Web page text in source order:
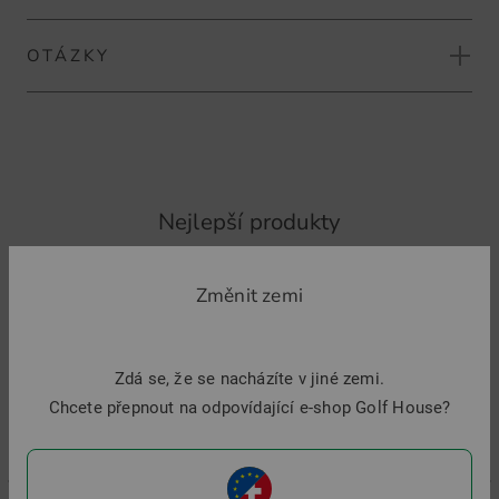
NA STRÁNKU ZNAČKY GOLF HOUSE
OTÁZKY
odpověď
Golf House Team
Nejlepší produkty
Změnit zemi
Zdá se, že se nacházíte v jiné zemi.
Chcete přepnout na odpovídající e-shop Golf House?